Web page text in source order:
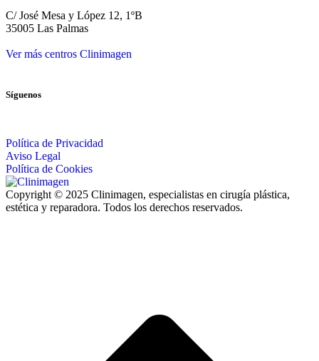
C/ José Mesa y López 12, 1ºB
35005 Las Palmas
Ver más centros Clinimagen
Síguenos
Política de Privacidad
Aviso Legal
Política de Cookies
Copyright © 2025 Clinimagen, especialistas en cirugía plástica,
estética y reparadora. Todos los derechos reservados.